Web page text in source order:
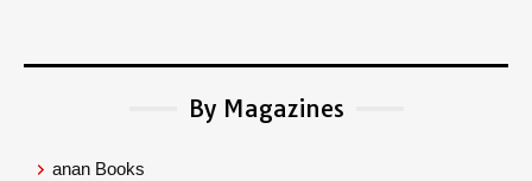
By Magazines
anan Books